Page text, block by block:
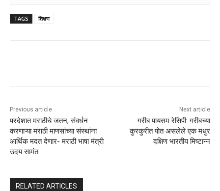
TAGS शिक्षण
Previous article
परदेशात मराठीचे जतन, संवर्धन
करणाऱ्या मराठी माणसांच्या संस्थांना
आर्थिक मदत देणार- मराठी भाषा मंत्री
उदय सामंत
Next article
गरीब पायसम रेसिपी: गरीबच्या
कुरकुरीत पोत असलेले एक मधुर
दक्षिण भारतीय मिष्टान्न
RELATED ARTICLES